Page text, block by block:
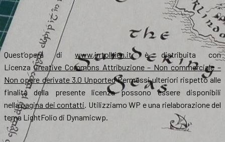
Quest’opera diwww.jrrtolkien.itè distribuita con
LicenzaCreative Commons Attribuzione – Non commerciale –
Non opere derivate 3.0 UnportedPermessi ulteriori rispetto alle
finalità della presente licenza possono essere disponibili
nellapagina dei contatti. Utilizziamo WP e una rielaborazione del
tema LightFolio di Dynamicwp.